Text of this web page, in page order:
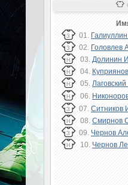
З 01.
З 02. Головлев
Н 03. Долинин
Н 04.
Н 05.
Н 06.
З 07. Ситников
Н 08. Смирнов
З 09. Чернов
Н 10. Чернов